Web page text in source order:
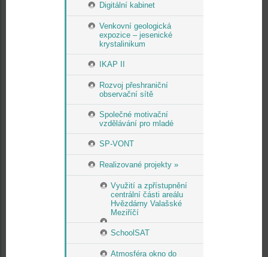
Digitální kabinet
Venkovní geologická
expozice – jesenické
krystalinikum
IKAP II
Rozvoj přeshraniční
observační sítě
Společné motivační
vzdělávání pro mladé
SP-VONT
Realizované projekty »
Využití a zpřístupnění
centrální části areálu
Hvězdárny Valašské
Meziříčí
SchoolSAT
Atmosféra okno do